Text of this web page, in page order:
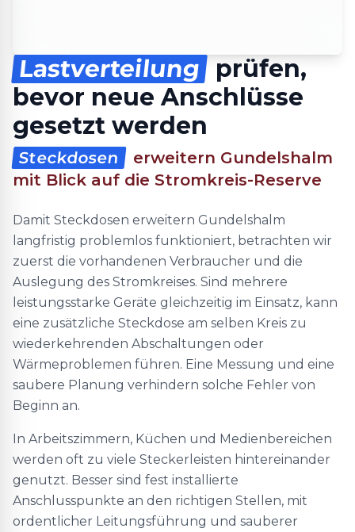
Lastverteilung
prüfen,
bevor neue Anschlüsse
gesetzt werden
Steckdosen
erweitern Gundelshalm
mit Blick auf die Stromkreis-Reserve
Damit Steckdosen erweitern Gundelshalm
langfristig problemlos funktioniert, betrachten wir
zuerst die vorhandenen Verbraucher und die
Auslegung des Stromkreises. Sind mehrere
leistungsstarke Geräte gleichzeitig im Einsatz, kann
eine zusätzliche Steckdose am selben Kreis zu
wiederkehrenden Abschaltungen oder
Wärmeproblemen führen. Eine Messung und eine
saubere Planung verhindern solche Fehler von
Beginn an.
In Arbeitszimmern, Küchen und Medienbereichen
werden oft zu viele Steckerleisten hintereinander
genutzt. Besser sind fest installierte
Anschlusspunkte an den richtigen Stellen, mit
ordentlicher Leitungsführung und sauberer